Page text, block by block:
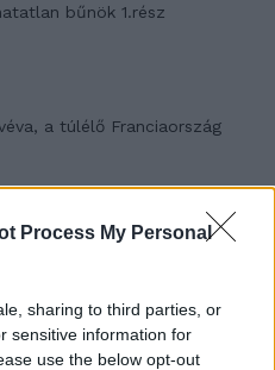
Process My Personal
sharing to third parties, or
sensitive information for
use the below opt-out
bűnök 1.rész
a túlélő Franciaország